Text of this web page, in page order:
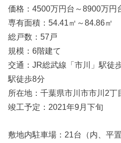
価格：4500万円台～8900万円
専有面積：54.41㎡～84.86㎡
総戸数：57戸
規模：6階建て
交通：JR総武線「市川」駅徒
駅徒歩8分
所在地：千葉県市川市市川2丁
竣工予定：2021年9月下旬
敷地内駐車場：21台（内、平